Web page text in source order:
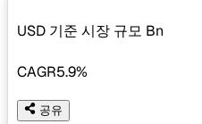
USD 기준 시장 규모 Bn
CAGR5.9%
공유